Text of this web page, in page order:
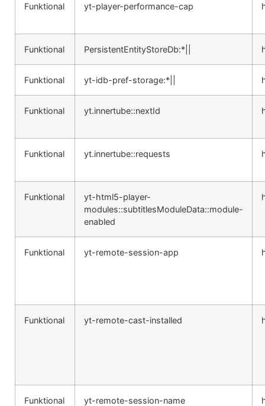
Funktional yt-player-performance-cap
Funktional PersistentEntityStoreDb:*||
Funktional yt-idb-pref-storage:*||
Funktional yt.innertube::nextId
Funktional yt.innertube::requests
Funktional
yt-html5-player-
modules::subtitlesModuleData::module-
enabled
Funktional yt-remote-session-app
Funktional yt-remote-cast-installed
Funktional yt-remote-session-name